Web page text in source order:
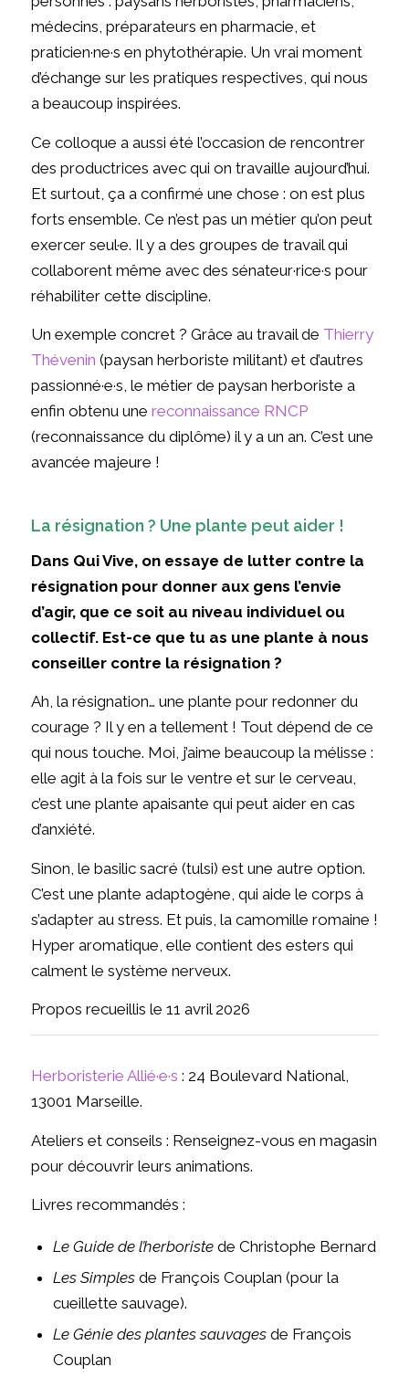
médecins, préparateurs en pharmacie, et
praticien·ne·s en phytothérapie. Un vrai moment
d’échange sur les pratiques respectives, qui nous
a beaucoup inspirées.
Ce colloque a aussi été l’occasion de rencontrer
des productrices avec qui on travaille aujourd’hui.
Et surtout, ça a confirmé une chose : on est plus
forts ensemble. Ce n’est pas un métier qu’on peut
exercer seul·e. Il y a des groupes de travail qui
collaborent même avec des sénateur·rice·s pour
réhabiliter cette discipline.
Un exemple concret ? Grâce au travail de Thierry
Thévenin (paysan herboriste militant) et d’autres
passionné·e·s, le métier de paysan herboriste a
enfin obtenu une reconnaissance RNCP
(reconnaissance du diplôme) il y a un an. C’est une
avancée majeure !
La résignation ? Une plante peut aider !
Dans Qui Vive, on essaye de lutter contre la
résignation pour donner aux gens l’envie
d’agir, que ce soit au niveau individuel ou
collectif. Est-ce que tu as une plante à nous
conseiller contre la résignation ?
Ah, la résignation… une plante pour redonner du
courage ? Il y en a tellement ! Tout dépend de ce
qui nous touche. Moi, j’aime beaucoup la mélisse :
elle agit à la fois sur le ventre et sur le cerveau,
c’est une plante apaisante qui peut aider en cas
d’anxiété.
Sinon, le basilic sacré (tulsi) est une autre option.
C’est une plante adaptogène, qui aide le corps à
s’adapter au stress. Et puis, la camomille romaine !
Hyper aromatique, elle contient des esters qui
calment le système nerveux.
Propos recueillis le 11 avril 2026
Herboristerie Allié·e·s : 24 Boulevard National,
13001 Marseille.
Ateliers et conseils : Renseignez-vous en magasin
pour découvrir leurs animations.
Livres recommandés :
Le Guide de l’herboristede Christophe Bernard
Les Simplesde François Couplan (pour la
cueillette sauvage).
Le Génie des plantes sauvagesde François
Couplan